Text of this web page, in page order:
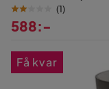
(1)
588:-
Få kvar